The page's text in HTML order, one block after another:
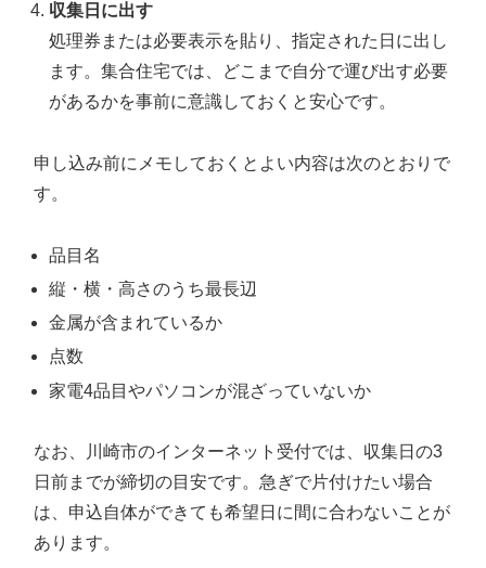
収集日に出す
処理券または必要表示を貼り、指定された日に出し
ます。集合住宅では、どこまで自分で運び出す必要
があるかを事前に意識しておくと安心です。
申し込み前にメモしておくとよい内容は次のとおりで
す。
品目名
縦・横・高さのうち最長辺
金属が含まれているか
点数
家電4品目やパソコンが混ざっていないか
なお、川崎市のインターネット受付では、収集日の3
日前までが締切の目安です。急ぎで片付けたい場合
は、申込自体ができても希望日に間に合わないことが
あります。